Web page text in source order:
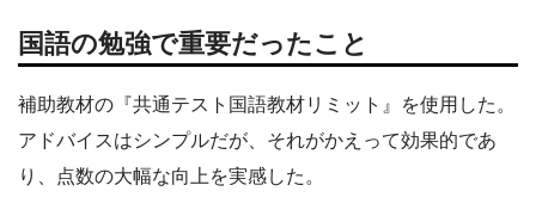
国語の勉強で重要だったこと
補助教材の『共通テスト国語教材リミット』を使用した。
アドバイスはシンプルだが、それがかえって効果的であ
り、点数の大幅な向上を実感した。